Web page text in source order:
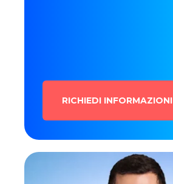
RICHIEDI INFORMAZIONI